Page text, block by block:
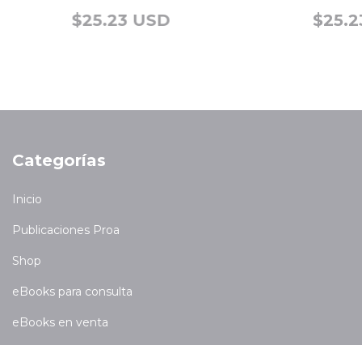
$25.23 USD
Categorías
Inicio
Publicaciones Proa
Shop
eBooks para consulta
eBooks en venta